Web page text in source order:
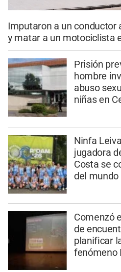
Imputaron a un conductor
y matar a un motociclista
Prisión
hombre
abuso
niñas en
Ninfa
jugadora
Costa se
del
Comenzó
de
planificar
fenómeno